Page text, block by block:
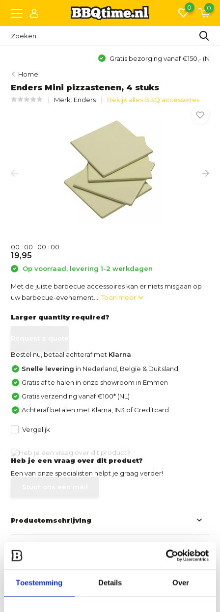
Toestemming Details Over
0 0
Gratis bezorging vanaf €150,- (NL)*
Home
Enders Mini pizzastenen, 4 stuks
Merk: Enders Bekijk alles BBQ accessoires
00 : 00 : 00 : 00
19,95
Op voorraad, levering 1-2 werkdagen
Met de juiste barbecue accessoires kan er niets misgaan op
uw barbecue-evenement....Toon meer
Larger quantity required?
Bestel nu, betaal achteraf met Klarna
Snelle levering in Nederland, België & Duitsland
Gratis af te halen in onze showroom in Emmen
Gratis verzending vanaf €100* (NL)
Achteraf betalen met Klarna, IN3 of Creditcard
Vergelijk
Heb je een vraag over dit product?
Een van onze specialisten helpt je graag verder!
Productomschrijving
Specificaties